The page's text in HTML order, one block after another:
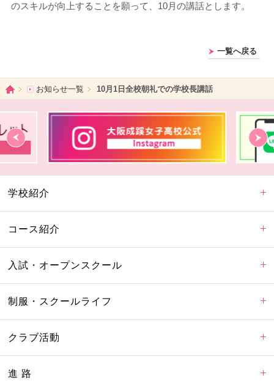
のスキルが向上することを願って、10月の講話とします。
一覧へ戻る
ホームお知らせ一覧 10月1日全校朝礼での学校長講話
学校紹介
コース紹介
入試・オープンスクール
制服・スクールライフ
クラブ活動
進 路